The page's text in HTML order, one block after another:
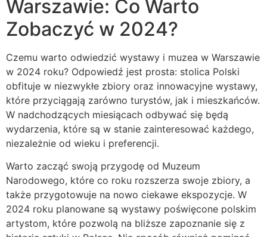
Warszawie: Co Warto
Zobaczyć w 2024?
Czemu warto odwiedzić wystawy i muzea w Warszawie
w 2024 roku? Odpowiedź jest prosta: stolica Polski
obfituje w niezwykłe zbiory oraz innowacyjne wystawy,
które przyciągają zarówno turystów, jak i mieszkańców.
W nadchodzących miesiącach odbywać się będą
wydarzenia, które są w stanie zainteresować każdego,
niezależnie od wieku i preferencji.
Warto zacząć swoją przygodę od Muzeum
Narodowego, które co roku rozszerza swoje zbiory, a
także przygotowuje na nowo ciekawe ekspozycje. W
2024 roku planowane są wystawy poświęcone polskim
artystom, które pozwolą na bliższe zapoznanie się z